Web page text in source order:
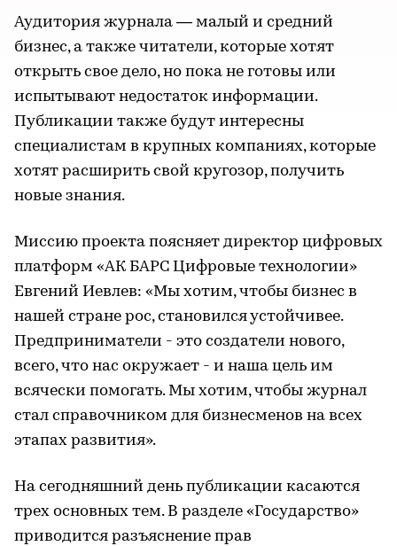
Аудитория журнала — малый и средний
бизнес, а также читатели, которые хотят
открыть свое дело, но пока не готовы или
испытывают недостаток информации.
Публикации также будут интересны
специалистам в крупных компаниях, которые
хотят расширить свой кругозор, получить
новые знания.
Миссию проекта поясняет директор цифровых
платформ «АК БАРС Цифровые технологии»
Евгений Иевлев: «Мы хотим, чтобы бизнес в
нашей стране рос, становился устойчивее.
Предприниматели - это создатели нового,
всего, что нас окружает - и наша цель им
всячески помогать. Мы хотим, чтобы журнал
стал справочником для бизнесменов на всех
этапах развития».
На сегодняшний день публикации касаются
трех основных тем. В разделе «Государство»
приводится разъяснение прав